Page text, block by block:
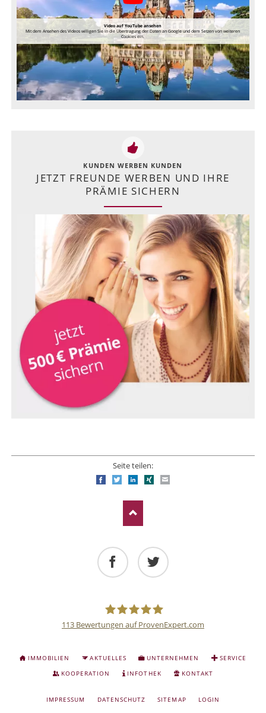
Video auf YouTube ansehen
Mit dem Ansehen des Videos willigen Sie in die Übertragung der Daten an Google und dem Setzen von weiteren
Cookies ein.
KUNDEN WERBEN KUNDEN
JETZT FREUNDE WERBEN UND IHRE
PRÄMIE SICHERN
Seite teilen:
FacebookTwitterLinkedIn
Xing
Anlage
und
113 Bewertungen auf ProvenExpert.com
NAVIGATION
ÜBERSPRINGEN
IMMOBILIEN AKTUELLES UNTERNEHMEN
SERVICE
KOOPERATION
INFOTHEK KONTAKT
IMPRESSUM DATENSCHUTZ SITEMAP LOGIN